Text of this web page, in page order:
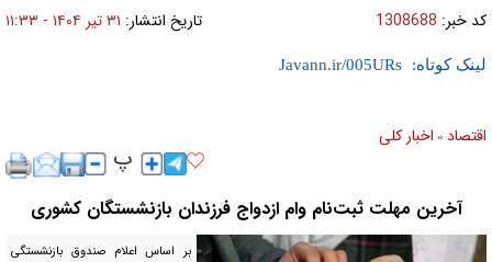
کد خبر: 1308688 تاریخ انتشار: ۳۱ تير ۱۴۰۴ - ۱۱:۳۳
لینک کوتاه:
اقتصاد » اخبار کلی
آخرین مهلت ثبت‌نام وام ازدواج فرزندان بازنشستگان کشوری
بر اساس اعلام صندوق بازنشستگی